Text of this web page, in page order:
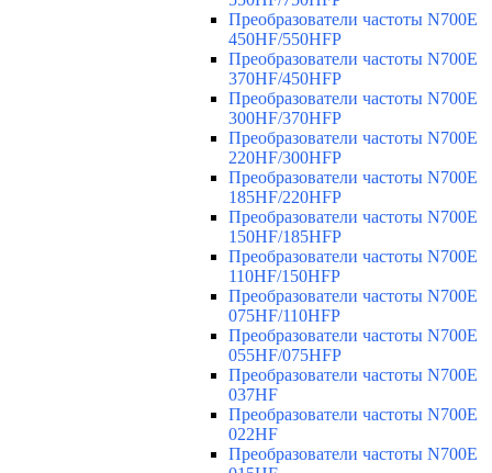
Преобразователи частоты N700E
450HF/550HFP
Преобразователи частоты N700E
370HF/450HFP
Преобразователи частоты N700E
300HF/370HFP
Преобразователи частоты N700E
220HF/300HFP
Преобразователи частоты N700E
185HF/220HFP
Преобразователи частоты N700E
150HF/185HFP
Преобразователи частоты N700E
110HF/150HFP
Преобразователи частоты N700E
075HF/110HFP
Преобразователи частоты N700E
055HF/075HFP
Преобразователи частоты N700E
037HF
Преобразователи частоты N700E
022HF
Преобразователи частоты N700E